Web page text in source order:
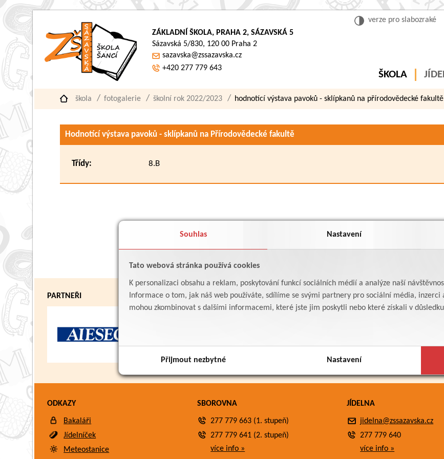
Souhlas Nastavení
Tato webová stránka používá cookies
K personalizaci obsahu a reklam, poskytování funkcí sociálních médií a analýze naší
Informace o tom, jak náš web používáte, sdílíme se svými partnery pro sociální média,
mohou zkombinovat s dalšími informacemi, které jste jim poskytli nebo které získali v
Přijmout nezbytné Nastavení
verze pro slabozraké
ZÁKLADNÍ ŠKOLA, PRAHA 2, SÁZAVSKÁ 5
Sázavská 5/830, 120 00 Praha 2
sazavska@zssazavska.cz
+420 277 779 643
ŠKOLA
škola fotogalerie školní rok 2022/2023 hodnotící výstava pavoků - sklípkanů na přírodovědecké fakultě
Hodnotící výstava pavoků - sklípkanů na Přírodovědecké fakultě
Třídy: 8.B
PARTNEŘI
ODKAZY
Bakaláři
Jídelníček
Meteostanice
SBOROVNA
277 779 663 (1. stupeň)
277 779 641 (2. stupeň)
více info »
JÍDELNA
jidelna@zssazavska.cz
277 779 640
více info »